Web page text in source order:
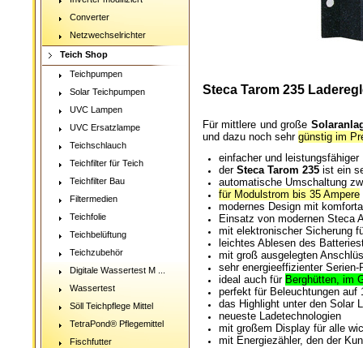
Converter
Netzwechselrichter
Teich Shop
Teichpumpen
Solar Teichpumpen
UVC Lampen
UVC Ersatzlampe
Teichschlauch
Teichfilter für Teich
Teichfilter Bau
Filtermedien
Teichfolie
Teichbelüftung
Teichzubehör
Digitale Wassertest M ...
Wassertest
Söll Teichpflege Mittel
TetraPond® Pflegemittel
Fischfutter
Steca Tarom 235
Für mittlere und große
und dazu noch sehr günstig im
einfacher und
der Steca Tarom 235 ist ein
automatische Umschaltung
für Modulstrom bis 35 Ampere
modernes Design mit
Einsatz von modernen Steca
mit elektronischer Sicherung
leichtes Ablesen des
mit groß ausgelegten
sehr energieeffizienter
ideal auch für Berghütten, im
perfekt für Beleuchtungen auf
das Highlight unter den Solar
neueste Ladetechnologien
mit großem Display für alle
mit Energiezähler, den der